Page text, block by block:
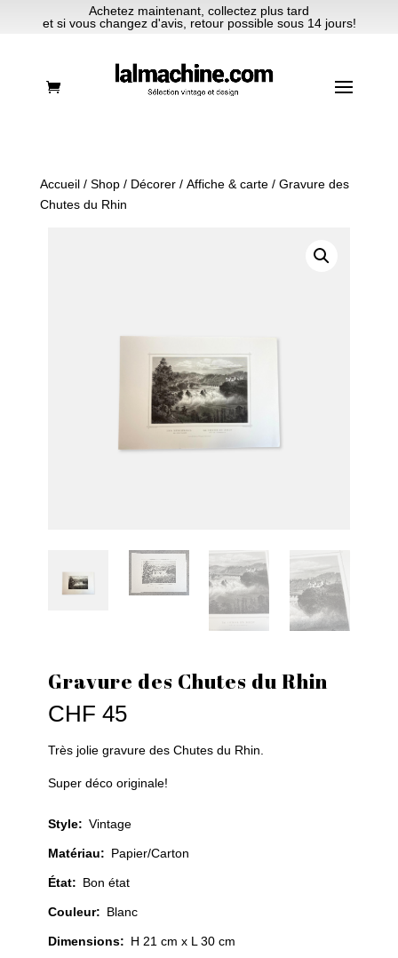
Achetez maintenant, collectez plus tard
et si vous changez d'avis, retour possible sous 14 jours!
Accueil/ Shop/ Décorer/ Affiche & carte/ Gravure des
Chutes du Rhin
Gravure des Chutes du Rhin
CHF 45
Très jolie gravure des Chutes du Rhin.
Super déco originale!
Style: Vintage
Matériau: Papier/Carton
État: Bon état
Couleur: Blanc
Dimensions: H 21 cm x L 30 cm